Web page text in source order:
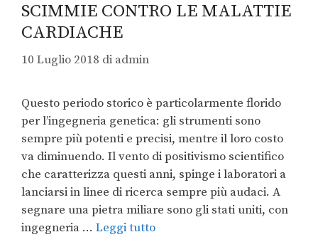
SCIMMIE CONTRO LE MALATTIE
CARDIACHE
10 Luglio 2018 di admin
Questo periodo storico è particolarmente florido
per l’ingegneria genetica: gli strumenti sono
sempre più potenti e precisi, mentre il loro costo
va diminuendo. Il vento di positivismo scientifico
che caratterizza questi anni, spinge i laboratori a
lanciarsi in linee di ricerca sempre più audaci. A
segnare una pietra miliare sono gli stati uniti, con
ingegneria … Leggi tutto